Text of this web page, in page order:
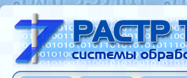
РАСТР
системы